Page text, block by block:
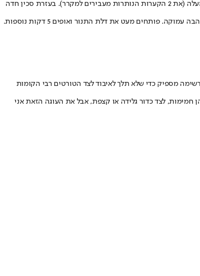
מרפדים תבנית תנור הפוכה בנייר אפייה. מוציאים 2 כיכרות מהקערות ומניחים בתבנית כך שהחלק שהיה בתחתית הקערה בזמן התפיחה יהיה כעת כלפי מעלה (את 2 הקערות הנותרות מעבירים למקרר). בעזרת סכין חדה
מחליקים את נייר האפייה עם הכיכרות שעליו מהתבנית ההפוכה לאבן השמוט הלוהטת ומפזרים כמה קוביות קרח בתחתית התנור. אופים כ־30 דקות עד הזהבה עמוקה. פותחים מעט את דלת התנור ואופים 5 דקות נוספות.
גבוהה ומרשימה מספיק כדי שלא תלך לאיבוד לצד הטורטים רבי הקומות
חמימות, לצד כדור גלידה או קצפת, אבל את העוגה הזאת אני